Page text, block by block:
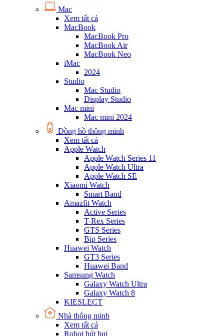
Mac
Xem tất cả
MacBook
MacBook Pro
MacBook Air
MacBook Neo
iMac
2024
Studio
Mac Studio
Display Studio
Mac mini
Mac mini 2024
Đồng hồ thông minh
Xem tất cả
Apple Watch
Apple Watch Series 11
Apple Watch Ultra
Apple Watch SE
Xiaomi Watch
Smart Band
Amazfit Watch
Active Series
T-Rex Series
GTS Series
Bip Series
Huawei Watch
GT3 Series
Huawei Band
Samsung Watch
Galaxy Watch Ultra
Galaxy Watch 8
KIESLECT
Nhà thông minh
Xem tất cả
Robot hút bụi